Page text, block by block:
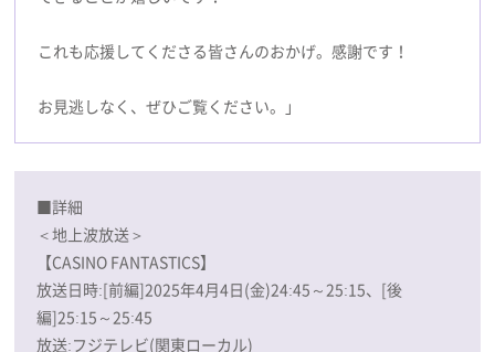
これも応援してくださる皆さんのおかげ。感謝です！
お見逃しなく、ぜひご覧ください。」
■詳細
＜地上波放送＞
【CASINO FANTASTICS】
放送日時:[前編]2025年4月4日(金)24:45～25:15、[後
編]25:15～25:45
放送:フジテレビ(関東ローカル)